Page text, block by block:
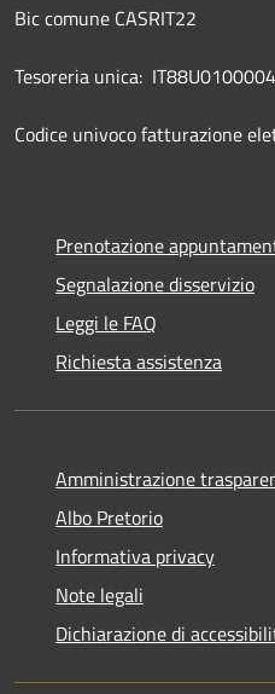
Bic comune CASRIT22
Tesoreria unica:
Codice univoco fatturazione
Prenotazione
Segnalazione disservizio
Leggi le FAQ
Richiesta assistenza
Amministrazione
Albo Pretorio
Informativa privacy
Note legali
Dichiarazione di